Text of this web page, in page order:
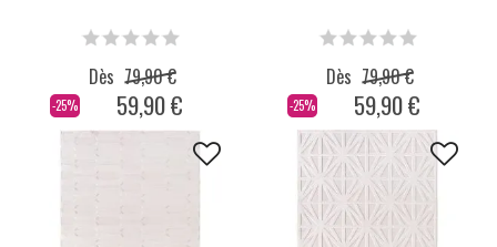
-25%
Dès 79,90 €
59,90 € -25%
Dès 79,90 €
59,90 €